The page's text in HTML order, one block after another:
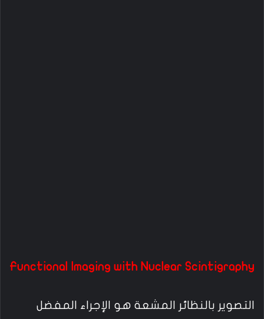
Functional Imaging with Nuclear Scintigraphy
التصوير بالنظائر المشعة هو الإجراء المفضل